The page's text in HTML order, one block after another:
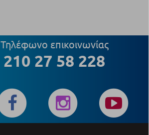
Τηλέφωνο επικοινωνίας
210 27 58 228